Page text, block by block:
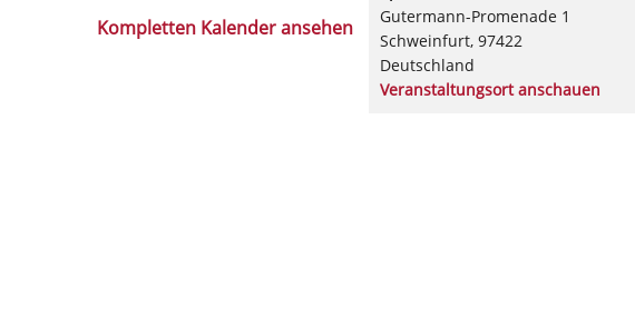
Gutermann-Promenade 1
Schweinfurt, 97422
Deutschland
Veranstaltungsort anschauen
Kompletten Kalender ansehen